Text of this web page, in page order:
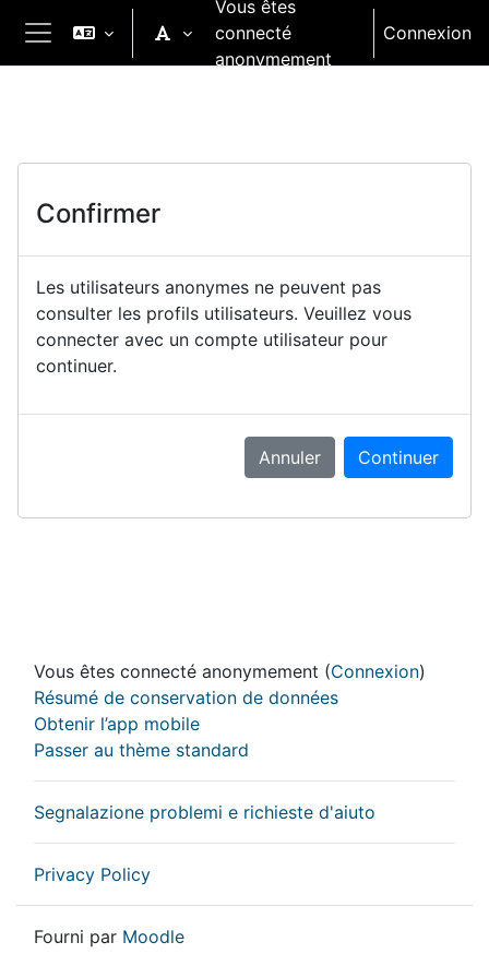
Passer au contenu principal
Panneau latéral
Vous êtes
connecté
anonymement
Connexion
Confirmer
Les utilisateurs anonymes ne peuvent pas
consulter les profils utilisateurs. Veuillez vous
connecter avec un compte utilisateur pour
continuer.
Annuler Continuer
Vous êtes connecté anonymement (Connexion)
Résumé de conservation de données
Obtenir l’app mobile
Passer au thème standard
Segnalazione problemi e richieste d'aiuto
Privacy Policy
Fourni par Moodle